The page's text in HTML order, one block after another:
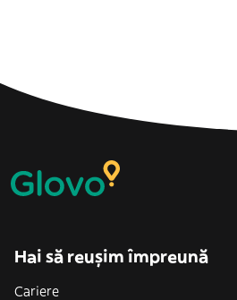
Hai să reușim împreună
Cariere